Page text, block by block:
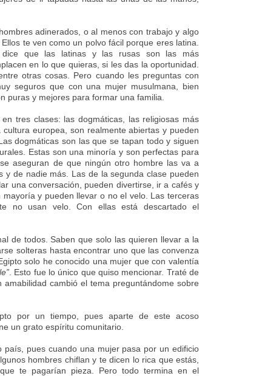
adinerados, o al menos con trabajo y algo
te ven como un polvo fácil porque eres latina.
dice que las latinas y las rusas son las más
en lo que quieras, si les das la oportunidad.
otras cosas. Pero cuando les preguntas con
seguros que con una mujer musulmana, bien
puras y mejores para formar una familia.
tres clases: las dogmáticas, las religiosas más
europea, son realmente abiertas y pueden
dogmáticas son las que se tapan todo y siguen
Estas son una minoría y son perfectas para
aseguran de que ningún otro hombre las va a
y de nadie más. Las de la segunda clase pueden
una conversación, pueden divertirse, ir a cafés y
y pueden llevar o no el velo. Las terceras
no usan velo. Con ellas está descartado el
de todos. Saben que solo las quieren llevar a la
solteras hasta encontrar uno que las convenza
solo he conocido una mujer que con valentía
. Esto fue lo único que quiso mencionar. Traté de
cambió el tema preguntándome sobre
por un tiempo, pues aparte de este acoso
un grato espíritu comunitario.
país, pues cuando una mujer pasa por un edificio
hombres chiflan y te dicen lo rica que estás,
te pagarían pieza. Pero todo termina en el